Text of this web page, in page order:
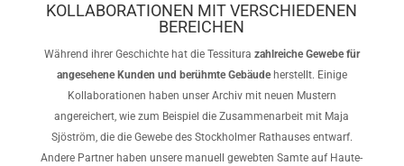
KOLLABORATIONEN MIT VERSCHIEDENEN
BEREICHEN
Während ihrer Geschichte hat die Tessitura zahlreiche Gewebe für
angesehene Kunden und berühmte Gebäudeherstellt. Einige
Kollaborationen haben unser Archiv mit neuen Mustern
angereichert, wie zum Beispiel die Zusammenarbeit mit Maja
Sjöström, die die Gewebe des Stockholmer Rathauses entwarf.
Andere Partner haben unsere manuell gewebten Samte auf Haute-